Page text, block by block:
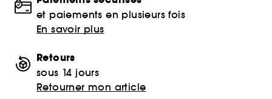
et paiements en plusieurs fois
En savoir plus
Retours
sous 14 jours
Retourner mon article